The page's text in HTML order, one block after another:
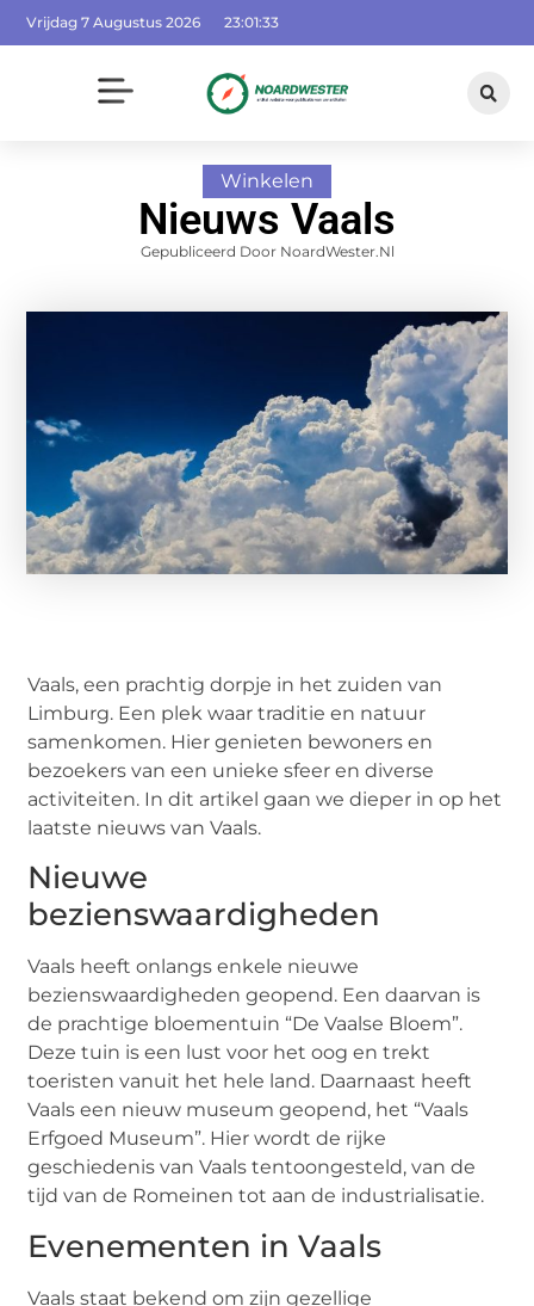
Vrijdag 7 Augustus 2026 23:01:34
Winkelen
Nieuws Vaals
Gepubliceerd Door NoardWester.nl
Vaals, een prachtig dorpje in het zuiden van
Limburg. Een plek waar traditie en natuur
samenkomen. Hier genieten bewoners en
bezoekers van een unieke sfeer en diverse
activiteiten. In dit artikel gaan we dieper in op het
laatste nieuws van Vaals.
Nieuwe
bezienswaardigheden
Vaals heeft onlangs enkele nieuwe
bezienswaardigheden geopend. Een daarvan is
de prachtige bloementuin “De Vaalse Bloem”.
Deze tuin is een lust voor het oog en trekt
toeristen vanuit het hele land. Daarnaast heeft
Vaals een nieuw museum geopend, het “Vaals
Erfgoed Museum”. Hier wordt de rijke
geschiedenis van Vaals tentoongesteld, van de
tijd van de Romeinen tot aan de industrialisatie.
Evenementen in Vaals
Vaals staat bekend om zijn gezellige